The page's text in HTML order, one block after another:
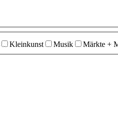
Kleinkunst Musik Märkte +